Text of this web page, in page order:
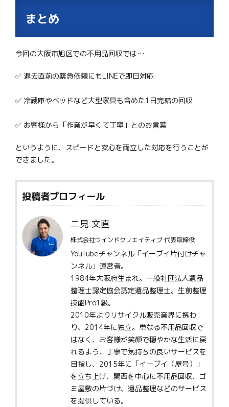
まとめ
今回の大阪市旭区での不用品回収では…
✅ 退去直前の緊急依頼にもLINEで即日対応
✅ 冷蔵庫やベッドなど大型家具も含めた1日完結の回収
✅ お客様から「作業が早くて丁寧」とのお言葉
というように、スピードと安心を両立した対応を行うことが
できました。
投稿者プロフィール
二見 文直
株式会社ウインドクリエイティブ 代表取締役
YouTubeチャンネル「イーブイ片付けチャ
ンネル」運営者。
1984年大阪府生まれ。一般社団法人遺品
整理士認定協会認定遺品整理士。生前整理
技能Pro1級。
2010年よりリサイクル販売業界に携わ
り、2014年に独立。単なる不用品回収で
はなく、お客様が笑顔で穏やかな生活に戻
れるよう、丁寧で気持ちの良いサービスを
目指し、2015年に「イーブイ（屋号）」
を立ち上げ、関西を中心に不用品回収、ゴ
ミ屋敷の片づけ、遺品整理などのサービス
を提供している。